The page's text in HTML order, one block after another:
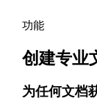
功能
创建专业
为任何文档